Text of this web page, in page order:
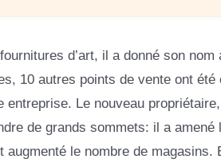
d’art, il a donné son
10 autres points de vente ont été
Le nouveau
de grands sommets: il a amené
augmenté le nombre de